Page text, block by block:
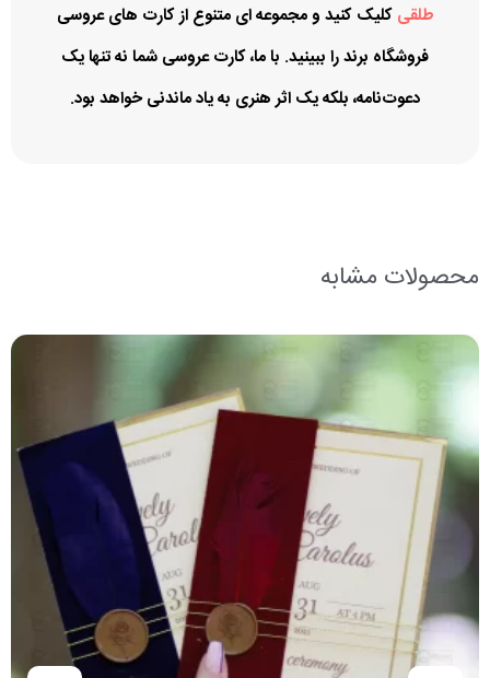
طلقی کلیک کنید و مجموعه ای متنوع از کارت های عروسی
فروشگاه برند را ببینید. با ما، کارت عروسی شما نه تنها یک
دعوت‌نامه، بلکه یک اثر هنری به یاد ماندنی خواهد بود.
محصولات مشابه